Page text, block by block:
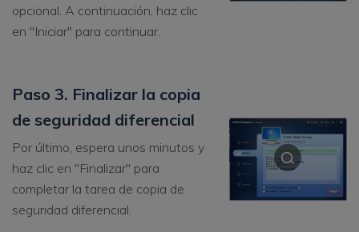
opcional. A continuación, haz clic
en "Iniciar" para continuar.
Paso 3. Finalizar la copia
de seguridad diferencial
Por último, espera unos minutos y
haz clic en "Finalizar" para
completar la tarea de copia de
seguridad diferencial.